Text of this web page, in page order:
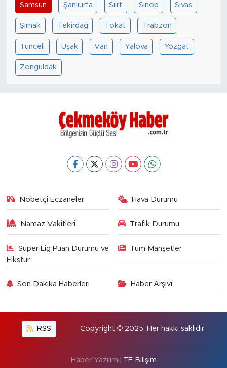
Samsun Şanlıurfa Siirt Sinop Sivas
Şırnak Tekirdağ Tokat Trabzon
Tunceli Uşak Van Yalova Yozgat
Zonguldak
Nöbetçi Eczaneler Hava Durumu
Namaz Vakitleri Trafik Durumu
Süper Lig Puan Durumu ve
Fikstür
Tüm Manşetler
Son Dakika Haberleri Haber Arşivi
RSS Copyright © 2025. Her hakkı saklıdır.
Haber Yazılımı: TE Bilişim